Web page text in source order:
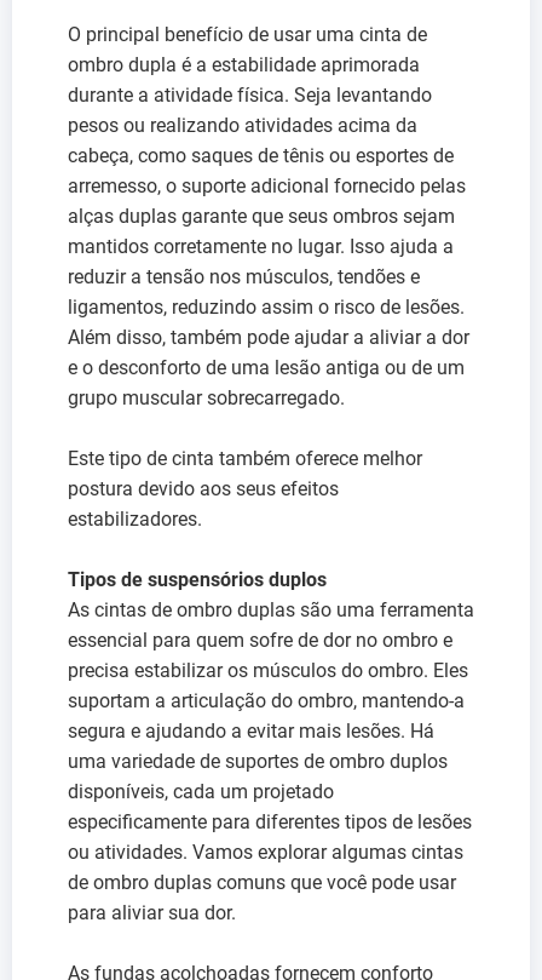
O principal benefício de usar uma cinta de
ombro dupla é a estabilidade aprimorada
durante a atividade física. Seja levantando
pesos ou realizando atividades acima da
cabeça, como saques de tênis ou esportes de
arremesso, o suporte adicional fornecido pelas
alças duplas garante que seus ombros sejam
mantidos corretamente no lugar. Isso ajuda a
reduzir a tensão nos músculos, tendões e
ligamentos, reduzindo assim o risco de lesões.
Além disso, também pode ajudar a aliviar a dor
e o desconforto de uma lesão antiga ou de um
grupo muscular sobrecarregado.
Este tipo de cinta também oferece melhor
postura devido aos seus efeitos
estabilizadores.
Tipos de suspensórios duplos
As cintas de ombro duplas são uma ferramenta
essencial para quem sofre de dor no ombro e
precisa estabilizar os músculos do ombro. Eles
suportam a articulação do ombro, mantendo-a
segura e ajudando a evitar mais lesões. Há
uma variedade de suportes de ombro duplos
disponíveis, cada um projetado
especificamente para diferentes tipos de lesões
ou atividades. Vamos explorar algumas cintas
de ombro duplas comuns que você pode usar
para aliviar sua dor.
As fundas acolchoadas fornecem conforto